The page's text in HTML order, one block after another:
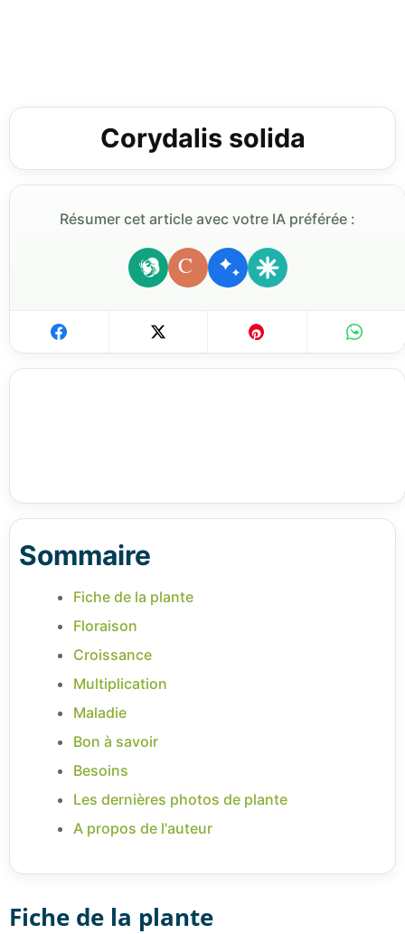
Corydalis solida
Résumer cet article avec votre IA préférée :
C
Sommaire
Fiche de la plante
Floraison
Croissance
Multiplication
Maladie
Bon à savoir
Besoins
Les dernières photos de plante
A propos de l'auteur
Fiche de la plante